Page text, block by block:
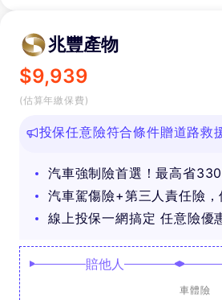
兆豐產物
$9,939
(估算年繳保費)
投保任意險符合條件贈道路救
汽車強制險首選！最高省
汽車駕傷險+第三人責任險，
線上投保一網搞定 任意險優
賠他人
車體險